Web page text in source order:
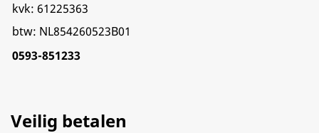
kvk: 61225363
btw: NL854260523B01
0593-851233
Veilig betalen